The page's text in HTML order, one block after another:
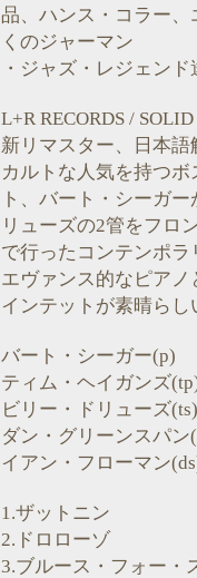
品、ハンス・コラー
くのジャーマン
・ジャズ・レジェン
L+R RECORDS /
新リマスター、日本語
カルトな人気を持つ
ト、バート・シーガ
リューズの2管をフロ
で行ったコンテンポ
エヴァンス的なピア
インテットが素晴らし
バート・シーガー(p)
ティム・ヘイガンズ
ビリー・ドリューズ(ts)
ダン・グリーンスパン
イアン・フローマン
1.ザットニン
2.ドロローゾ
3.ブルース・フォー・